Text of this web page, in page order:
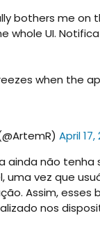
bothers me on
whole UI.
when the
April 17,
ainda não
uma vez que
Assim, esses
nos